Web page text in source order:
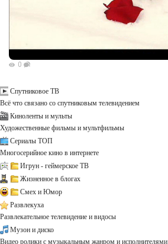
0
Спутниковое ТВ
Всё что связано со спутниковым телевидением
Киноленты и мульты
Художественные фильмы и мультфильмы
Сериалы ТОП
Многосерийное кино в интернете
Игрун - геймерское ТВ
Жизненное в блогах
Смех и Юмор
Развлекуха
Развлекательное телевидение и видосы
Музон и диско
Видео ролики с музыкальным жанром и исполнителями